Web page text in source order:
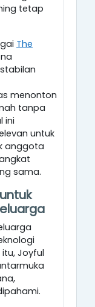
tetap
The
menonton
tanpa
ini
untuk
anggota
sama.
Joyful